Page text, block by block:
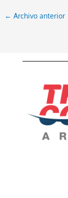
← Archivo anterior